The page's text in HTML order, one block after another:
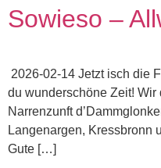
Sowieso –
2026-02-14 Jetzt isch die
du wunderschöne Zeit!
Narrenzunft
Langenargen, Kressbronn
Gute […]